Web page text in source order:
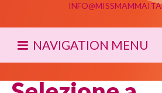
NAVIGATION MENU